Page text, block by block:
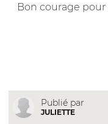
Bon courage pour
Publié par
JULIETTE